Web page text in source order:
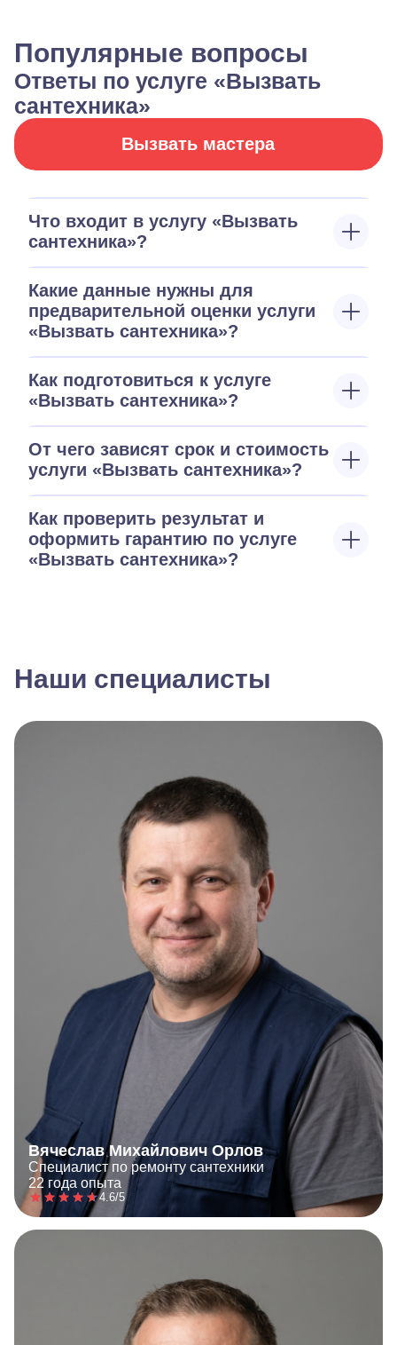
Популярные вопросы
Ответы по услуге «Вызвать
сантехника»
Вызвать мастера
Что входит в услугу «Вызвать
сантехника»?
Какие данные нужны для
предварительной оценки услуги
«Вызвать сантехника»?
Как подготовиться к услуге
«Вызвать сантехника»?
От чего зависят срок и стоимость
услуги «Вызвать сантехника»?
Как проверить результат и
оформить гарантию по услуге
«Вызвать сантехника»?
Наши специалисты
Вячеслав Михайлович Орлов
Специалист по ремонту сантехники
22 года опыта
4.6/5